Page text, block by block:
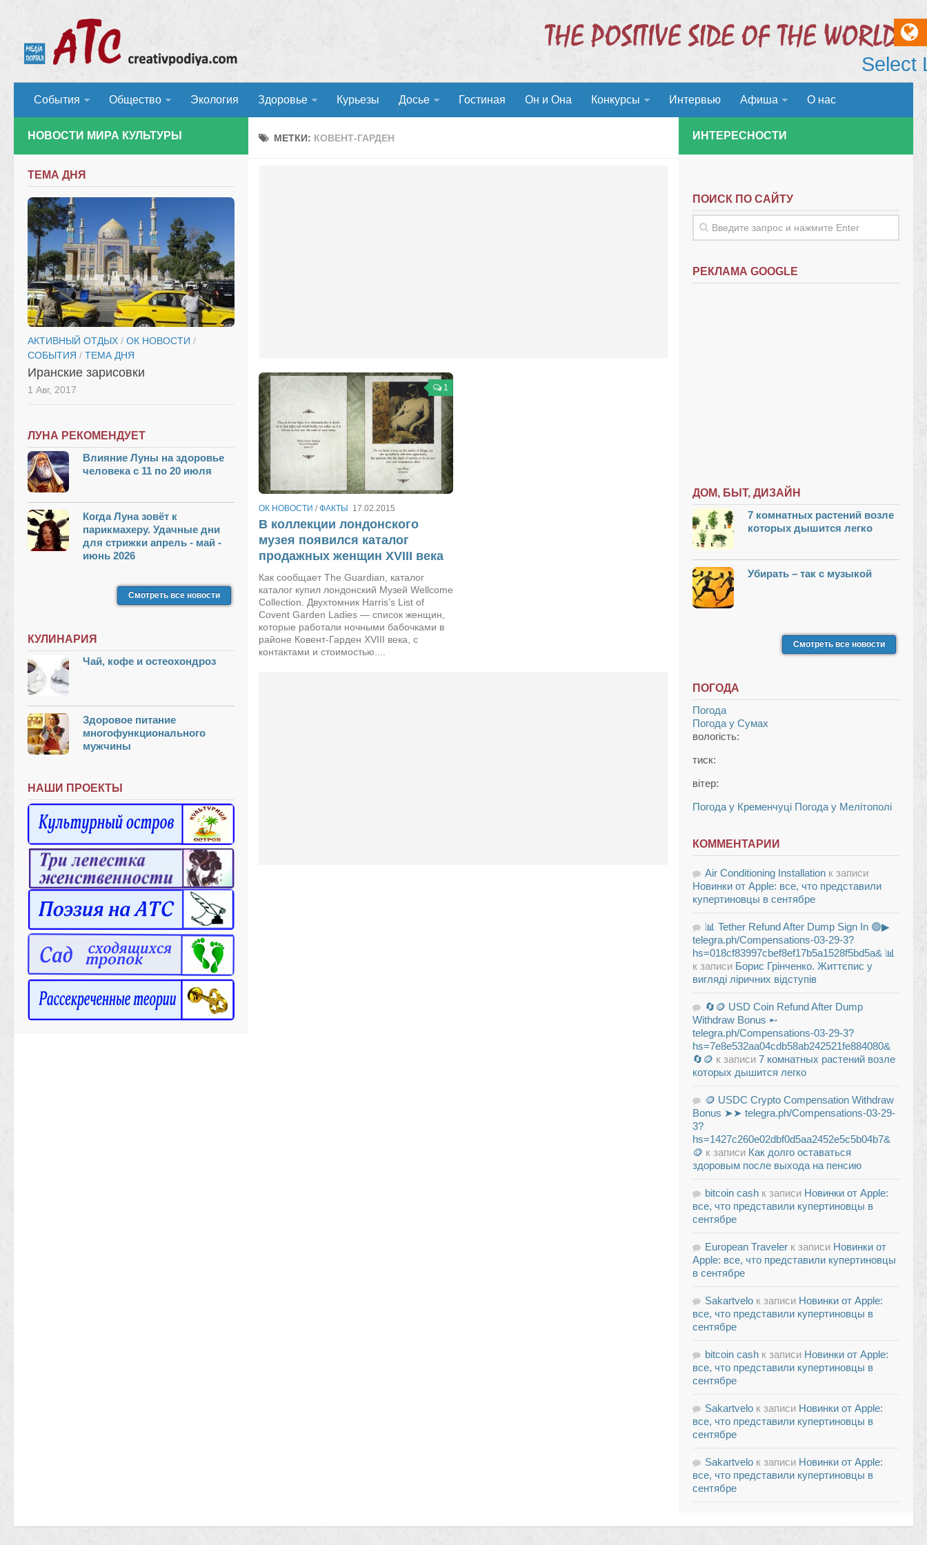
События Общество Экология Здоровье Курьезы Досье Гостиная Он и Она Конкурсы Интервью Афиша О нас
МЕТКИ: КОВЕНТ-ГАРДЕН
1
ОК НОВОСТИ /ФАКТЫ 17.02.2015
В коллекции лондонского
музея появился каталог
продажных женщин XVIII века
Как сообщает The Guardian, каталог
каталог купил лондонский Музей Wellcome
Collection. Двухтомник Harris’s List of
Covent Garden Ladies — список женщин,
которые работали ночными бабочками в
районе Ковент-Гарден XVIII века, с
контактами и стоимостью....
НОВОСТИ МИРА КУЛЬТУРЫ
ТЕМА ДНЯ
АКТИВНЫЙ ОТДЫХ / ОК НОВОСТИ /
СОБЫТИЯ / ТЕМА ДНЯ
Иранские зарисовки
1 Авг, 2017
ЛУНА РЕКОМЕНДУЕТ
Влияние Луны на здоровье
человека с 11 по 20 июля
Когда Луна зовёт к
парикмахеру. Удачные дни
для стрижки апрель - май -
июнь 2026
Смотреть все новости
КУЛИНАРИЯ
Чай, кофе и остеохондроз
Здоровое питание
многофункционального
мужчины
НАШИ ПРОЕКТЫ
ИНТЕРЕСНОСТИ
ПОИСК ПО САЙТУ
РЕКЛАМА GOOGLE
ДОМ, БЫТ, ДИЗАЙН
7 комнатных растений возле
которых дышится легко
Убирать – так с музыкой
Смотреть все новости
ПОГОДА
Погода
Погода у Сумах
вологість:
тиск:
вітер:
Погода у Кременчуці Погода у Мелітополі
КОММЕНТАРИИ
Air Conditioning Installation к записи
Новинки от Apple: все, что представили
купертиновцы в сентябре
📊 Tether Refund After Dump Sign In 🟢▶
telegra.ph/Compensations-03-29-3?
hs=018cf83997cbef8ef17b5a1528f5bd5a& 📊
к записи Борис Грінченко. Життєпис у
вигляді ліричних відступів
🔄🪙 USD Coin Refund After Dump
Withdraw Bonus ➸
telegra.ph/Compensations-03-29-3?
hs=7e8e532aa04cdb58ab242521fe884080&
🔄🪙 к записи 7 комнатных растений возле
которых дышится легко
🪙 USDC Crypto Compensation Withdraw
Bonus ➤➤ telegra.ph/Compensations-03-29-
3?
hs=1427c260e02dbf0d5aa2452e5c5b04b7&
🪙 к записи Как долго оставаться
здоровым после выхода на пенсию
bitcoin cash к записи Новинки от Apple:
все, что представили купертиновцы в
сентябре
European Traveler к записи Новинки от
Apple: все, что представили купертиновцы
в сентябре
Sakartvelo к записи Новинки от Apple:
все, что представили купертиновцы в
сентябре
bitcoin cash к записи Новинки от Apple:
все, что представили купертиновцы в
сентябре
Sakartvelo к записи Новинки от Apple:
все, что представили купертиновцы в
сентябре
Sakartvelo к записи Новинки от Apple:
все, что представили купертиновцы в
сентябре
Select